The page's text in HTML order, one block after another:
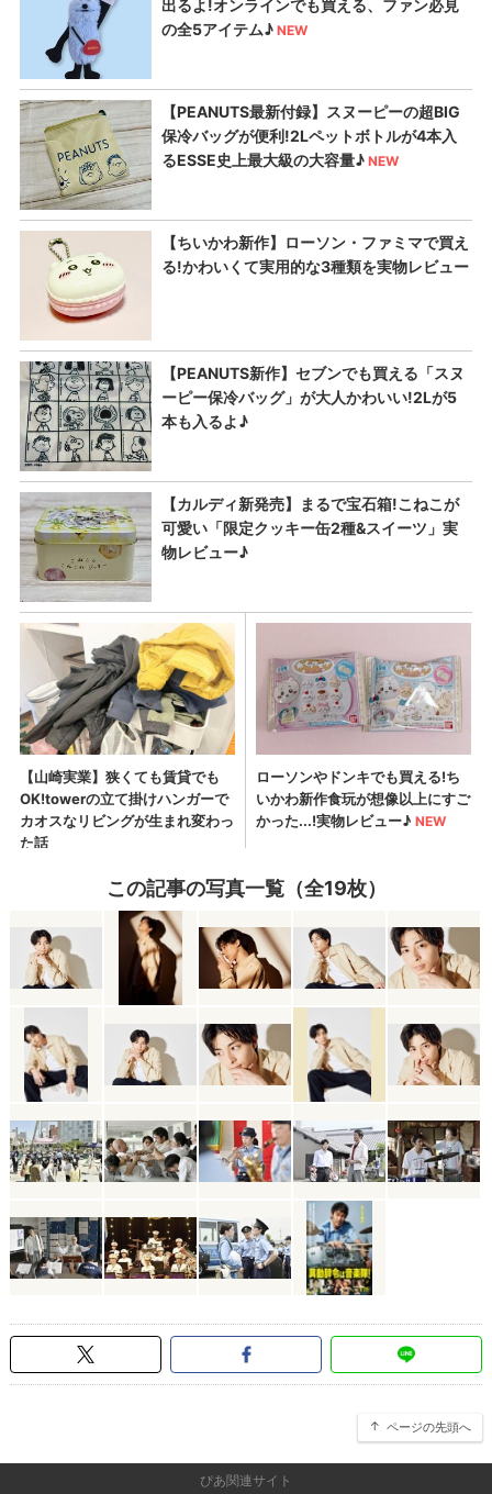
この記事の写真一覧（全19枚）
ページの先頭へ
ぴあ関連サイト